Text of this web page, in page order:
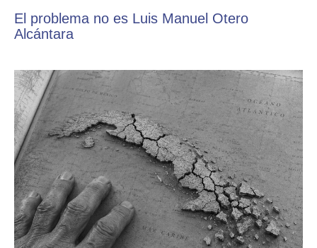
El problema no es Luis Manuel Otero
Alcántara